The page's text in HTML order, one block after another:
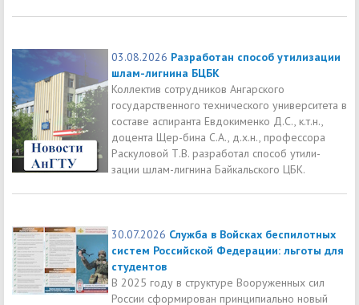
03.08.2026 Разработан способ утилизации
шлам-лигнина БЦБК
Коллектив сотрудников Ангарского
государственного технического университета в
составе аспиранта Евдокименко Д.С., к.т.н.,
доцента Щер-бина С.А., д.х.н., профессора
Раскуловой Т.В. разработал способ утили-
зации шлам-лигнина Байкальского ЦБК.
30.07.2026 Служба в Войсках беспилотных
систем Российской Федерации: льготы для
студентов
В 2025 году в структуре Вооруженных сил
России сформирован принципиально новый